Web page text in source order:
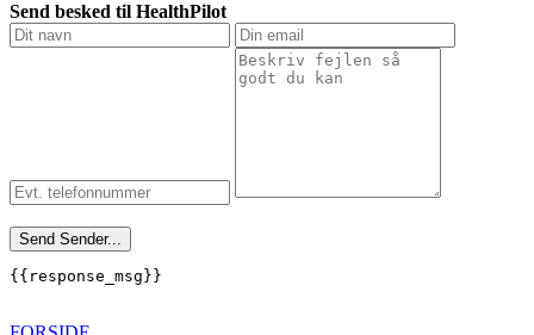
Send besked til HealthPilot
Send Sender...
{{response_msg}}